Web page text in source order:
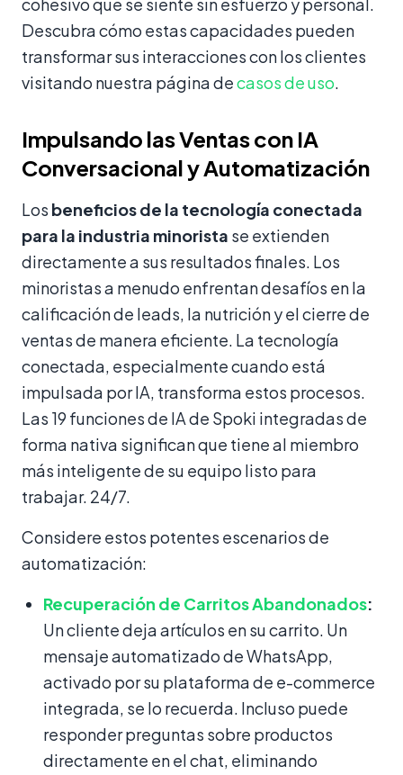
cohesivo que se siente sin esfuerzo y personal.
Descubra cómo estas capacidades pueden
transformar sus interacciones con los clientes
visitando nuestra página decasos de uso.
Impulsando las Ventas con IA
Conversacional y Automatización
Los beneficios de la tecnología conectada
para la industria minorista se extienden
directamente a sus resultados finales. Los
minoristas a menudo enfrentan desafíos en la
calificación de leads, la nutrición y el cierre de
ventas de manera eficiente. La tecnología
conectada, especialmente cuando está
impulsada por IA, transforma estos procesos.
Las 19 funciones de IA de Spoki integradas de
forma nativa significan que tiene al miembro
más inteligente de su equipo listo para
trabajar. 24/7.
Considere estos potentes escenarios de
automatización:
Recuperación de Carritos Abandonados:
Un cliente deja artículos en su carrito. Un
mensaje automatizado de WhatsApp,
activado por su plataforma de e-commerce
integrada, se lo recuerda. Incluso puede
responder preguntas sobre productos
directamente en el chat, eliminando